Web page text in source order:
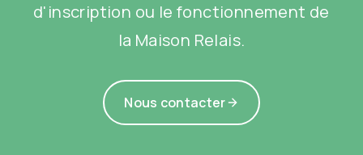
d'inscription ou le fonctionnement de
la Maison Relais.
Nous contacter